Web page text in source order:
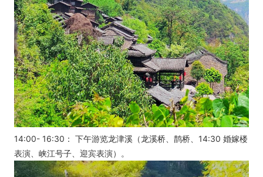
14:00- 16:30： 下午游览龙津溪（龙溪桥、鹊桥、14:30 婚嫁楼
表演、峡江号子、迎宾表演）。